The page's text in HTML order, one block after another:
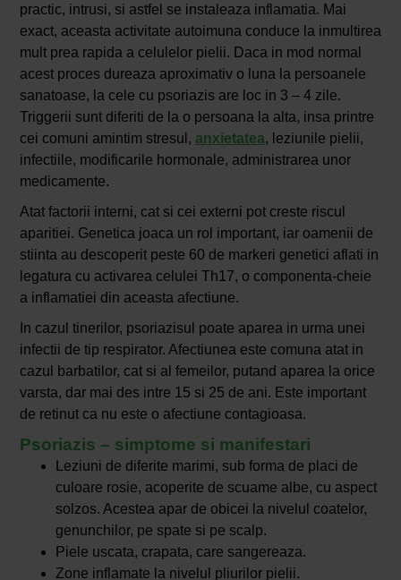
practic, intrusi, si astfel se instaleaza inflamatia. Mai
exact, aceasta activitate autoimuna conduce la inmultirea
mult prea rapida a celulelor pielii. Daca in mod normal
acest proces dureaza aproximativ o luna la persoanele
sanatoase, la cele cu psoriazis are loc in 3 – 4 zile.
Triggerii sunt diferiti de la o persoana la alta, insa printre
cei comuni amintim stresul, anxietatea, leziunile pielii,
infectiile, modificarile hormonale, administrarea unor
medicamente.
Atat factorii interni, cat si cei externi pot creste riscul
aparitiei. Genetica joaca un rol important, iar oamenii de
stiinta au descoperit peste 60 de markeri genetici aflati in
legatura cu activarea celulei Th17, o componenta-cheie
a inflamatiei din aceasta afectiune.
In cazul tinerilor, psoriazisul poate aparea in urma unei
infectii de tip respirator. Afectiunea este comuna atat in
cazul barbatilor, cat si al femeilor, putand aparea la orice
varsta, dar mai des intre 15 si 25 de ani. Este important
de retinut ca nu este o afectiune contagioasa.
Psoriazis – simptome si manifestari
Leziuni de diferite marimi, sub forma de placi de
culoare rosie, acoperite de scuame albe, cu aspect
solzos. Acestea apar de obicei la nivelul coatelor,
genunchilor, pe spate si pe scalp.
Piele uscata, crapata, care sangereaza.
Zone inflamate la nivelul pliurilor pielii.